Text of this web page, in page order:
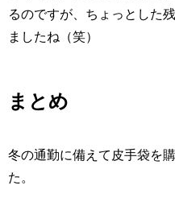
るのですが、ちょっとした
ましたね（笑）
まとめ
冬の通勤に備えて皮手袋を
た。